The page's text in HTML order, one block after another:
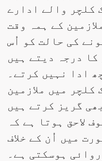
کلچر والے ادارے
کے ہمہ وقت
کی حالت کو اُس
درجہ دیتے ہیں
ادا نہیں کرتے۔
کلچر میں ملازمین
گریز کرتے ہیں
لاحق ہوتا ہے کہ
میں اُن کے خلاف
ہوسکتی ہے۔